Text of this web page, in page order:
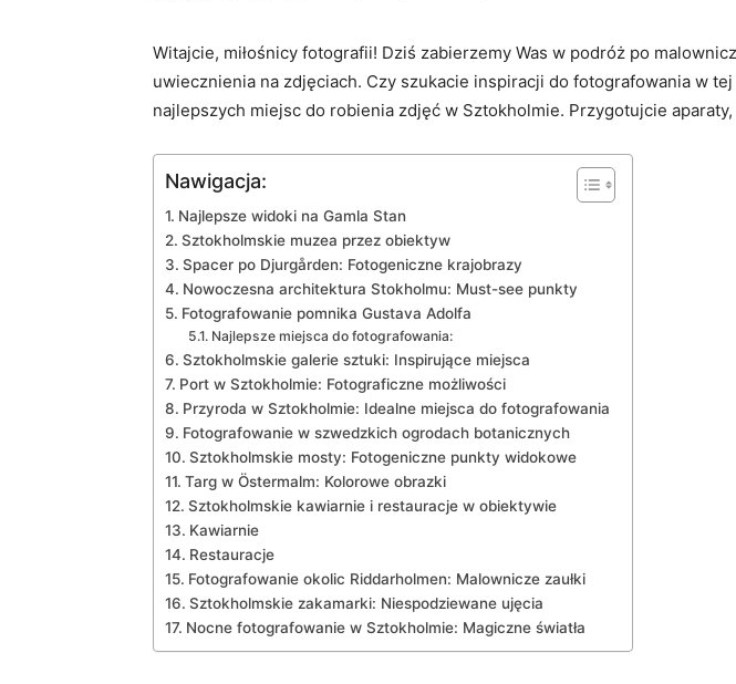
Witajcie,‌ miłośnicy fotografii! Dziś ‍zabierzemy Was⁢ w podróż ⁣po
⁢uwiecznienia na zdjęciach. Czy szukacie inspiracji do​ fotografowania w
najlepszych miejsc do robienia zdjęć⁣ w Sztokholmie. Przygotujcie⁣
Nawigacja:
Najlepsze widoki na Gamla ​Stan
Sztokholmskie muzea‌ przez obiektyw
Spacer ​po‍ Djurgården: ​Fotogeniczne krajobrazy
Nowoczesna architektura Stokholmu: Must-see punkty
Fotografowanie pomnika Gustava Adolfa
Najlepsze miejsca do fotografowania:
Sztokholmskie⁢ galerie sztuki: Inspirujące ⁣miejsca
Port w Sztokholmie: Fotograficzne⁤ możliwości
Przyroda w Sztokholmie: Idealne​ miejsca do fotografowania
Fotografowanie ⁢w szwedzkich ogrodach ‍botanicznych
Sztokholmskie mosty: Fotogeniczne punkty widokowe
Targ ​w Östermalm: Kolorowe ‌obrazki
Sztokholmskie kawiarnie i restauracje ‍w⁢ obiektywie
Kawiarnie
Restauracje
Fotografowanie okolic Riddarholmen: Malownicze zaułki
Sztokholmskie zakamarki: Niespodziewane ujęcia
Nocne fotografowanie ​w Sztokholmie: Magiczne światła